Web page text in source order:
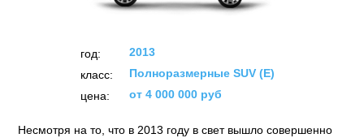
год:
2013
класс:
Полноразмерные SUV (E)
цена:
от 4 000 000 руб
Несмотря на то, что в 2013 году в свет вышло совершенно